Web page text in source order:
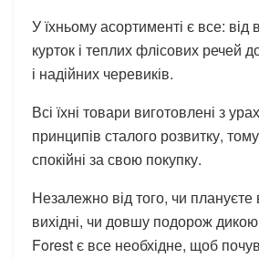
У їхньому асортименті є все:
курток і теплих флісових речей
і надійних черевиків.
Всі їхні товари виготовлені з
принципів сталого розвитку,
спокійні за свою покупку.
Незалежно від того, чи плануєте
вихідні, чи довшу подорож
Forest є все необхідне, щоб